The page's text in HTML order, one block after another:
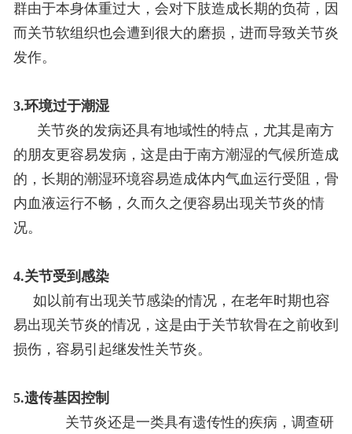
群由于本身体重过大，会对下肢造成长期的负荷，因
而关节软组织也会遭到很大的磨损，进而导致关节炎
发作。
3.环境过于潮湿
关节炎的发病还具有地域性的特点，尤其是南方
的朋友更容易发病，这是由于南方潮湿的气候所造成
的，长期的潮湿环境容易造成体内气血运行受阻，骨
内血液运行不畅，久而久之便容易出现关节炎的情
况。
4.关节受到感染
如以前有出现关节感染的情况，在老年时期也容
易出现关节炎的情况，这是由于关节软骨在之前收到
损伤，容易引起继发性关节炎。
5.遗传基因控制
关节炎还是一类具有遗传性的疾病，调查研